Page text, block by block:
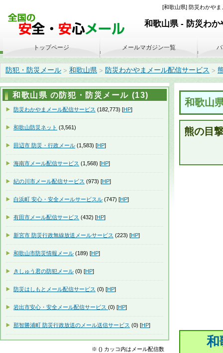
[和歌山県] 防災わかや
和歌山県 - 防災わ
防犯・防災メール > 和歌山県 > 防災わかやまメール配信サービス >
和歌山
熊の目
和
トップページ メールマガジン一覧
和歌山県 の防犯・防災メール (13)
防災わかやまメール配信サービス (182,773) [HP]
和歌山防災ネット (3,561)
田辺市 防災・行政メール (1,583) [HP]
海南市メール配信サービス (1,568) [HP]
紀の川市メール配信サービス (973) [HP]
白浜町 安心・安全メールサービスル (747) [HP]
有田市メール配信サービス (432) [HP]
新宮市 防災行政無線放送メールサービス (223) [HP]
和歌山市防災情報メール (189) [HP]
きしゅう君の防犯メール (0) [HP]
防災はしもとメール配信サービス (0) [HP]
岩出市安心・安全メール配信サービス (0) [HP]
那智勝浦町 防災行政放送のメール送信サービス (0) [HP]
※ () カッコ内はメール配信数